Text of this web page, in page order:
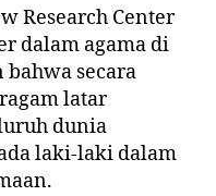
Research Center
dalam agama di
secara
latar
dunia
laki-laki dalam